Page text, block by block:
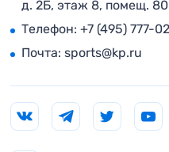
д. 2Б, этаж 8, помещ.
Телефон: +7 (495) 777-
Почта: sports@kp.ru